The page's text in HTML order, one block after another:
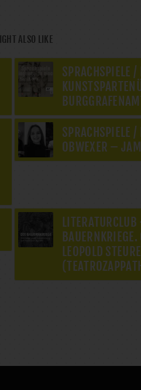
ALSO LIKE
SPRACHSPIELE
SPRACHSPIELE
OBWEXER –
LEOPOLD